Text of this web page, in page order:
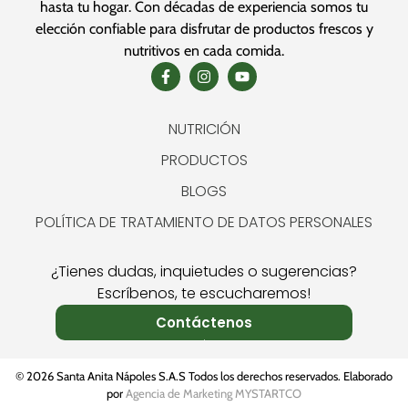
hasta tu hogar. Con décadas de experiencia somos tu
elección confiable para disfrutar de productos frescos y
nutritivos en cada comida.
NUTRICIÓN
PRODUCTOS
BLOGS
POLÍTICA DE TRATAMIENTO DE DATOS PERSONALES
¿Tienes dudas, inquietudes o sugerencias?
Escríbenos, te escucharemos!
Contáctenos
© 2026 Santa Anita Nápoles S.A.S Todos los derechos reservados. Elaborado
porAgencia de Marketing MYSTARTCO